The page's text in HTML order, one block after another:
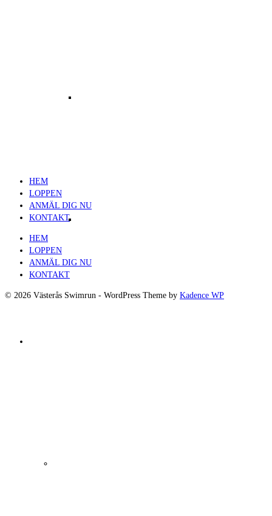
HEM
LOPPEN
ANMÄL DIG NU
KONTAKT
HEM
LOPPEN
ANMÄL DIG NU
KONTAKT
© 2026 Västerås Swimrun - WordPress Theme by Kadence WP